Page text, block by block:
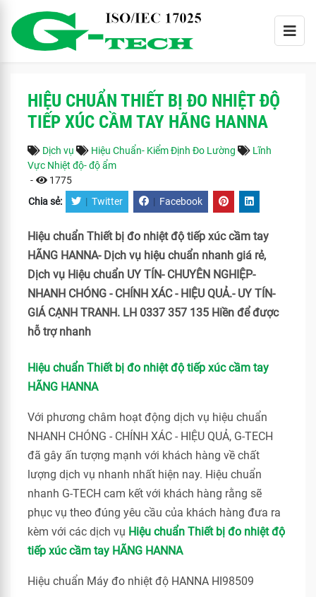
HIỆU CHUẨN THIẾT BỊ ĐO NHIỆT ĐỘ
TIẾP XÚC CẦM TAY HÃNG HANNA
Dịch vụ Hiệu Chuẩn- Kiểm Định Đo Lường
Lĩnh
Vực Nhiệt độ- độ ẩm
-
1775
Chia sẻ: | Twitter | Facebook
Hiệu chuẩn Thiết bị đo nhiệt độ tiếp xúc cầm tay
HÃNG HANNA- Dịch vụ hiệu chuẩn nhanh giá rẻ,
Dịch vụ Hiệu chuẩn UY TÍN- CHUYÊN NGHIỆP-
NHANH CHÓNG - CHÍNH XÁC - HIỆU QUẢ.- UY TÍN-
GIÁ CẠNH TRANH. LH 0337 357 135 Hiền để được
hỗ trợ nhanh
Hiệu chuẩn Thiết bị đo nhiệt độ tiếp xúc cầm tay
HÃNG HANNA
Với phương châm hoạt động dịch vụ hiệu chuẩn
NHANH CHÓNG - CHÍNH XÁC - HIỆU QUẢ, G-TECH
đã gây ấn tượng mạnh với khách hàng về chất
lượng dịch vụ nhanh nhất hiện nay. Hiệu chuẩn
nhanh G-TECH cam kết với khách hàng rằng sẽ
phục vụ theo đúng yêu cầu của khách hàng đưa ra
kèm với các dịch vụ Hiệu chuẩn Thiết bị đo nhiệt độ
tiếp xúc cầm tay HÃNG HANNA
Hiệu chuẩn Máy đo nhiệt độ HANNA HI98509